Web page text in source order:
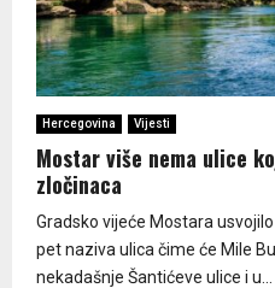
Hercegovina Vijesti
Mostar više nema ulice
zločinaca
Gradsko vijeće Mostara
pet naziva ulica čime će Mile
nekadašnje Šantićeve ulice i u...